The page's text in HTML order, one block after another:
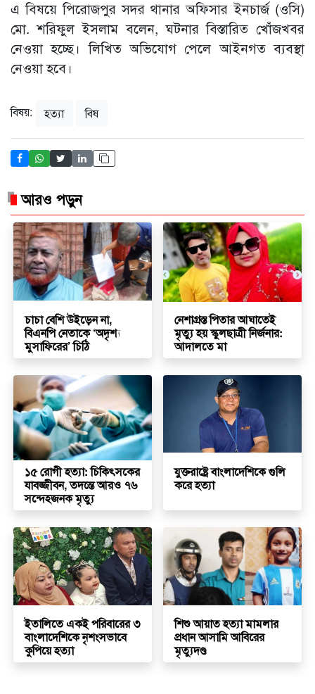
এ বিষয়ে পিরোজপুর সদর থানার অফিসার ইনচার্জ (ওসি)
মো. শরিফুল ইসলাম বলেন, ঘটনার বিস্তারিত খোঁজখবর
নেওয়া হচ্ছে। লিখিত অভিযোগ পেলে আইনগত ব্যবস্থা
নেওয়া হবে।
বিষয়: হত্যা বিষ
আরও পড়ুন
চাচা বেশি উইড়েন না,
বিএনপি নেতাকে ‘অদৃশ্য
মুসাফিরের’ চিঠি
নেশাগ্রস্ত পিতার আঘাতেই
মৃত্যু হয় স্কুলছাত্রী নির্জনার:
আদালতে মা
১৫ রোগী হত্যা: চিকিৎসকের
যাবজ্জীবন, তদন্তে আরও ৭৬
সন্দেহজনক মৃত্যু
যুক্তরাষ্ট্রে বাংলাদেশিকে গুলি
করে হত্যা
ইতালিতে একই পরিবারের ৩
বাংলাদেশিকে নৃশংসভাবে
কুপিয়ে হত্যা
শিশু আয়াত হত্যা মামলার
প্রধান আসামি আবিরের
মৃত্যুদণ্ড